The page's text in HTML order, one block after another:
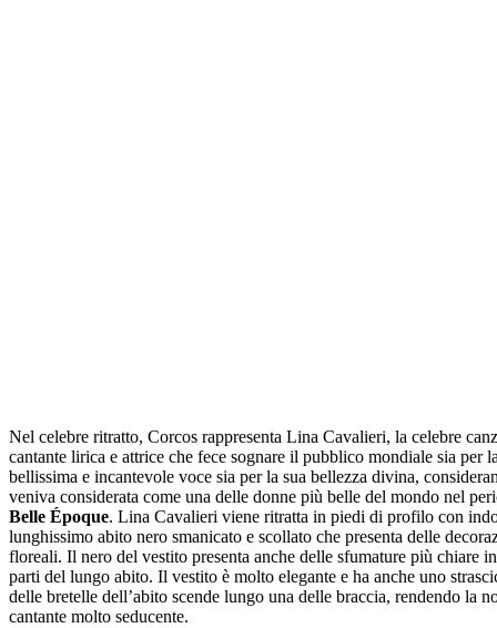
Nel celebre ritratto, Corcos rappresenta Lina Cavalieri, la celebre
cantante lirica e attrice che fece sognare il pubblico mondiale sia per
bellissima e incantevole voce sia per la sua bellezza divina,
veniva considerata come una delle donne più belle del mondo nel
Belle Époque. Lina Cavalieri viene ritratta in piedi di profilo con
lunghissimo abito nero smanicato e scollato che presenta delle
floreali. Il nero del vestito presenta anche delle sfumature più chiare
parti del lungo abito. Il vestito è molto elegante e ha anche uno
delle bretelle dell’abito scende lungo una delle braccia, rendendo la
cantante molto seducente.